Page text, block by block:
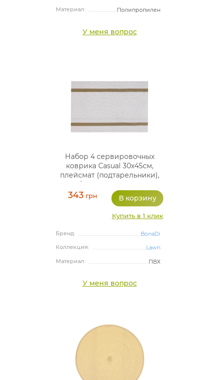
Материал:
Полипропилен
У меня вопрос
Набор 4 сервировочных
коврика Casual 30х45см,
плейсмат (подтарельники),
бежевый, полосы
343 грн
Купить в 1 клик
Бренд:
BonaDi
Коллекция:
Lawn
Материал:
ПВХ
У меня вопрос